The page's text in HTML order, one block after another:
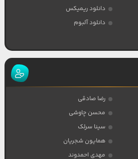
دانلود ریمیکس
دانلود آلبوم
رضا صادقی
محسن چاوشی
سینا سرلک
همایون شجریان
مهدی احمدوند